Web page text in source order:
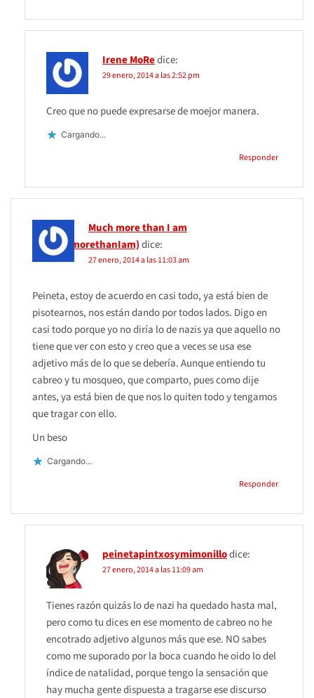
Irene MoRedice:
29 enero, 2014 a las 2:52 pm
Creo que no puede expresarse de moejor manera.
Cargando...
Responder
Much more than I am
(@MuchmorethanIam)dice:
27 enero, 2014 a las 11:03 am
Peineta, estoy de acuerdo en casi todo, ya está bien de
pisotearnos, nos están dando por todos lados. Digo en
casi todo porque yo no diría lo de nazis ya que aquello no
tiene que ver con esto y creo que a veces se usa ese
adjetivo más de lo que se debería. Aunque entiendo tu
cabreo y tu mosqueo, que comparto, pues como dije
antes, ya está bien de que nos lo quiten todo y tengamos
que tragar con ello.
Un beso
Cargando...
Responder
peinetapintxosymimonillodice:
27 enero, 2014 a las 11:09 am
Tienes razón quizás lo de nazi ha quedado hasta mal,
pero como tu dices en ese momento de cabreo no he
encotrado adjetivo algunos más que ese. NO sabes
como me suporado por la boca cuando he oido lo del
índice de natalidad, porque tengo la sensación que
hay mucha gente dispuesta a tragarse ese discurso